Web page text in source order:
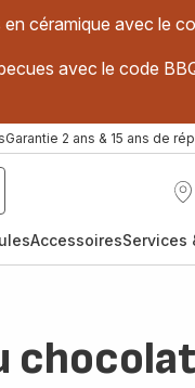
céramique avec le
avec le code
Garantie 2 ans & 15 ans de
AccessoiresServices
chocolat